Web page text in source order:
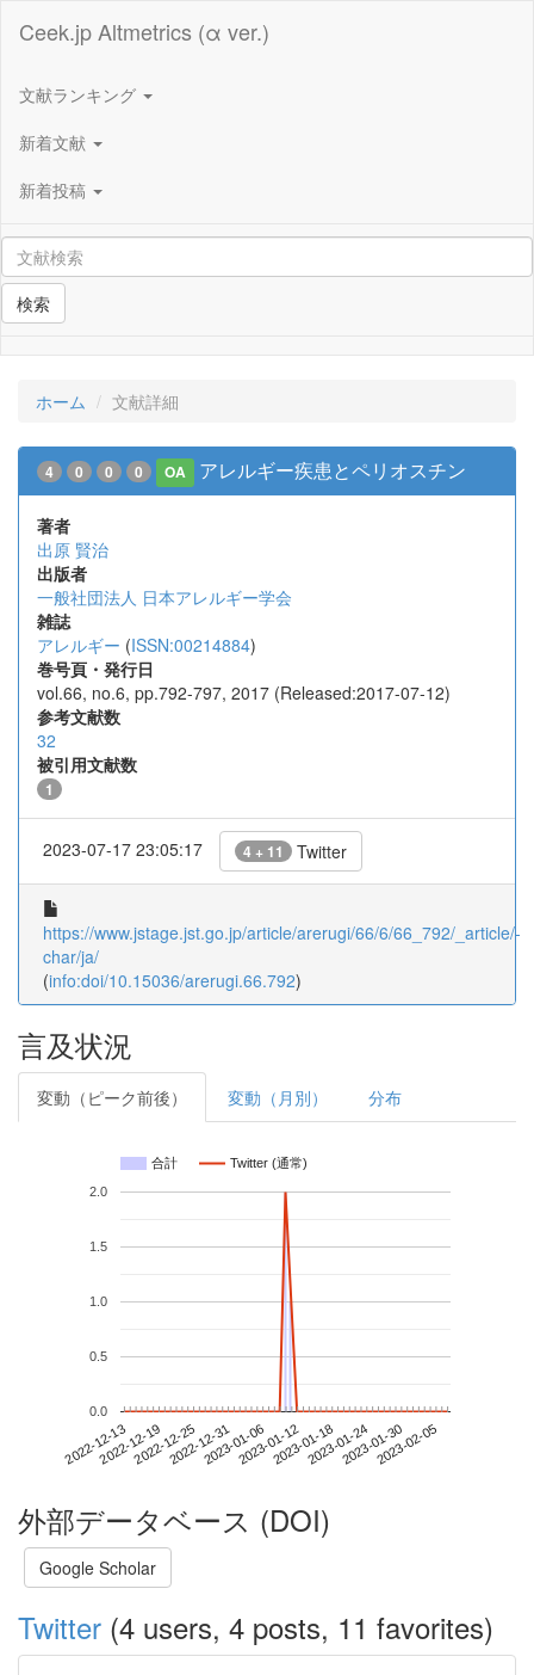
Ceek.jp Altmetrics (α ver.)
文献ランキング
新着文献
新着投稿
検索
ホーム 文献詳細
4 0 0 0 OA アレルギー疾患とペリオスチン
著者
出原 賢治
出版者
一般社団法人 日本アレルギー学会
雑誌
アレルギー (ISSN:00214884)
巻号頁・発行日
vol.66, no.6, pp.792-797, 2017 (Released:2017-07-12)
参考文献数
32
被引用文献数
1
2023-07-17 23:05:17 4 + 11 Twitter
https://www.jstage.jst.go.jp/article/arerugi/66/6/66_792/_article/-
char/ja/
(info:doi/10.15036/arerugi.66.792)
言及状況
変動（ピーク前後） 変動（月別） 分布
合計 Twitter (通常)
2022-12-132022-12-192022-12-252022-12-312023-01-062023-01-122023-01-182023-01-242023-01-302023-02-05
0.0
0.5
1.0
1.5
2.0
外部データベース (DOI)
Google Scholar
Twitter (4 users, 4 posts, 11 favorites)